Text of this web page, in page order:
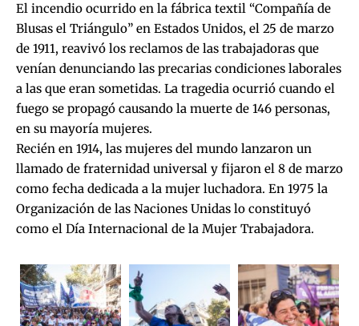
El incendio ocurrido en la fábrica textil “Compañía de
Blusas el Triángulo” en Estados Unidos, el 25 de marzo
de 1911, reavivó los reclamos de las trabajadoras que
venían denunciando las precarias condiciones laborales
a las que eran sometidas. La tragedia ocurrió cuando el
fuego se propagó causando la muerte de 146 personas,
en su mayoría mujeres.
Recién en 1914, las mujeres del mundo lanzaron un
llamado de fraternidad universal y fijaron el 8 de marzo
como fecha dedicada a la mujer luchadora. En 1975 la
Organización de las Naciones Unidas lo constituyó
como el Día Internacional de la Mujer Trabajadora.